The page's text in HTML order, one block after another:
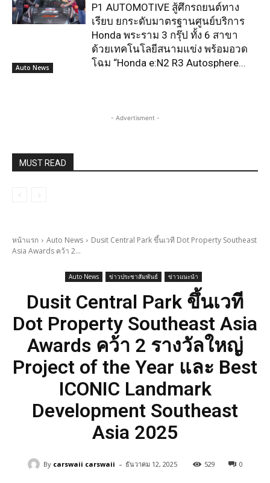
Auto News
P1 AUTOMOTIVE สู้ศึกรถยนต์ทาง
เรียบ ยกระดับมาตรฐานศูนย์บริการ
Honda พระราม 3 กรุ๊ป ทั้ง 6 สาขา
ด้วยเทคโนโลยีสนามแข่ง พร้อมอวด
โฉม “Honda e:N2 R3 Autosphere...
- Advertisment -
MUST READ